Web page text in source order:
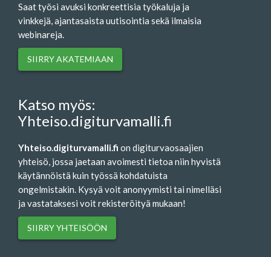
Saat työsi avuksi konkreettisia työkaluja ja
vinkkejä, ajantasaista uutisointia sekä ilmaisia
webinareja.
SIIRRY AKATEMIAAN
Katso myös:
Yhteiso.digiturvamalli.fi
Yhteiso.digiturvamalli.fi on digiturvaosaajien
yhteisö, jossa jaetaan avoimesti tietoa niin hyvistä
käytännöistä kuin työssä kohdatuista
ongelmistakin. Kysyä voit anonyymisti tai nimelläsi
ja vastataksesi voit rekisteröityä mukaan!
SIIRRY YHTEISÖÖN